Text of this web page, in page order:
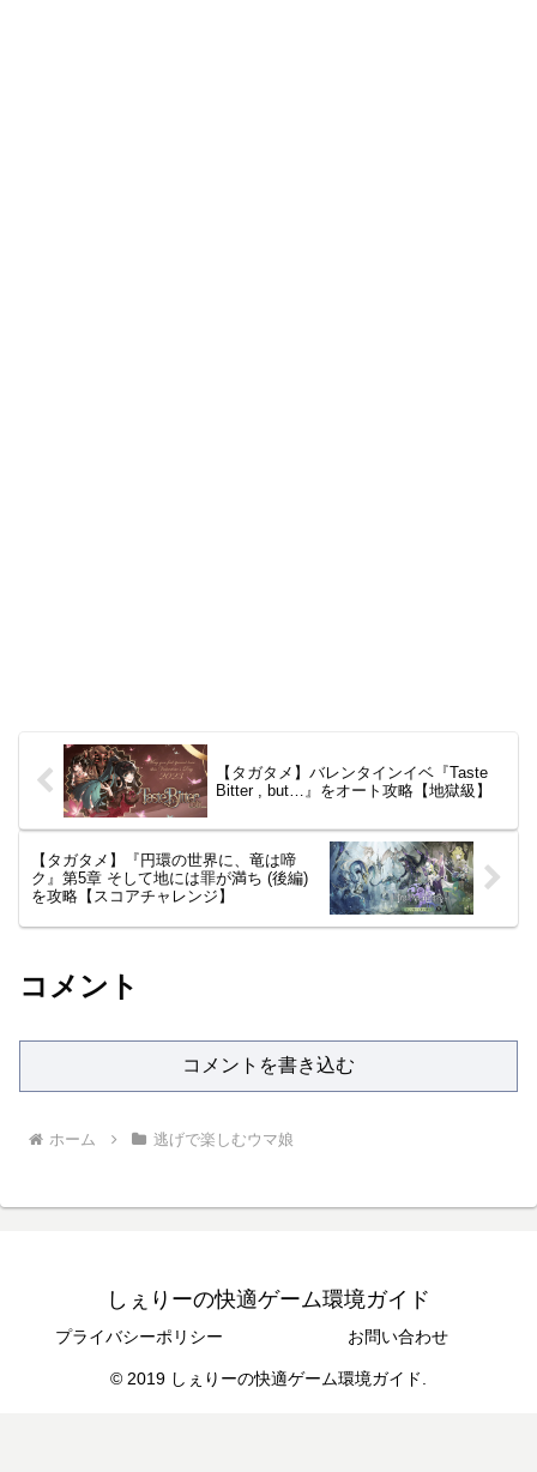
【タガタメ】バレンタインイベ『Taste
Bitter , but…』をオート攻略【地獄級】
【タガタメ】『円環の世界に、竜は啼
ク』第5章 そして地には罪が満ち (後編)
を攻略【スコアチャレンジ】
コメント
コメントを書き込む
ホーム 逃げで楽しむウマ娘
しぇりーの快適ゲーム環境ガイド
プライバシーポリシー お問い合わせ
© 2019 しぇりーの快適ゲーム環境ガイド.